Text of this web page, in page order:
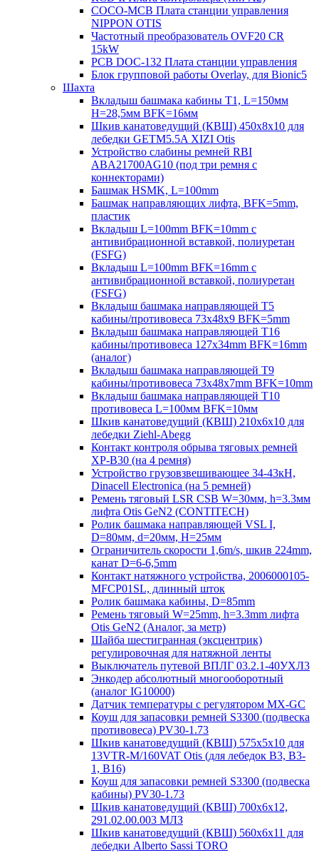
COCO-MCB Плата станции управления
NIPPON OTIS
Частотный преобразователь OVF20 CR
15kW
PCB DOC-132 Плата станции управления
Блок групповой работы Overlay, для Bionic5
Шахта
Вкладыш башмака кабины T1, L=150мм
H=28,5мм BFK=16мм
Шкив канатоведущий (КВШ) 450х8х10 для
лебедки GETM5.5A XIZI Otis
Устройство слабины ремней RBI
ABA21700AG10 (под три ремня с
коннекторами)
Башмак HSMK, L=100mm
Башмак направляющих лифта, BFK=5mm,
пластик
Вкладыш L=100mm BFK=10mm с
антивибрационной вставкой, полиуретан
(FSFG)
Вкладыш L=100mm BFK=16mm с
антивибрационной вставкой, полиуретан
(FSFG)
Вкладыш башмака направляющей T5
кабины/противовеса 73х48х9 BFK=5mm
Вкладыш башмака направляющей T16
кабины/противовеса 127х34mm BFK=16mm
(аналог)
Вкладыш башмака направляющей T9
кабины/противовеса 73х48х7mm BFK=10mm
Вкладыш башмака направляющей T10
противовеса L=100мм BFK=10мм
Шкив канатоведущий (КВШ) 210х6х10 для
лебедки Ziehl-Abegg
Контакт контроля обрыва тяговых ремней
XP-B30 (на 4 ремня)
Устройство грузовзвешивающее 34-43кН,
Dinacell Electronica (на 5 ремней)
Ремень тяговый LSR CSB W=30мм, h=3.3мм
лифта Otis GeN2 (CONTITECH)
Ролик башмака направляющей VSL I,
D=80мм, d=20мм, H=25мм
Ограничитель скорости 1,6m/s, шкив 224mm,
канат D=6-6,5mm
Контакт натяжного устройства, 2006000105-
MFCP01SL, длинный шток
Ролик башмака кабины, D=85mm
Ремень тяговый W=25mm, h=3.3mm лифта
Otis GeN2 (Аналог, за метр)
Шайба шестигранная (эксцентрик)
регулировочная для натяжной ленты
Выключатель путевой ВПЛГ 03.2.1-40УХЛ3
Энкодер абсолютный многооборотный
(аналог IG10000)
Датчик температуры с регулятором MX-GC
Коуш для запасовки ремней S3300 (подвеска
противовеса) PV30-1.73
Шкив канатоведущий (КВШ) 575х5х10 для
13VTR-M/160VAT Otis (для лебедок B3, B3-
1, B16)
Коуш для запасовки ремней S3300 (подвеска
кабины) PV30-1.73
Шкив канатоведущий (КВШ) 700х6х12,
291.02.00.003 МЛЗ
Шкив канатоведущий (КВШ) 560х6х11 для
лебедки Alberto Sassi TORO